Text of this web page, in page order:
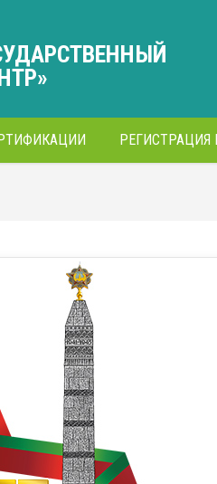
РЕГИСТРАЦИЯ